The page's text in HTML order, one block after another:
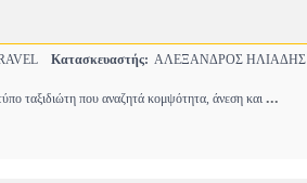
Κατασκευαστής: ΑΛΕΞΑΝΔΡΟΣ ΗΛΙΑΔΗΣ
ταξιδιώτη που αναζητά κομψότητα, άνεση και ...